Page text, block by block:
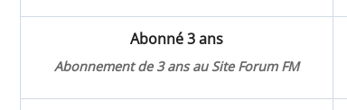
Abonné 3 ans
Abonnement de 3 ans au Site Forum FM